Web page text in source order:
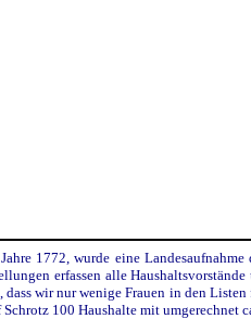
1772, wurde eine
erfassen alle
wir nur wenige Frauen in den
100 Haushalte mit umgerechnet